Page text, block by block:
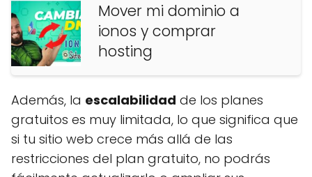
Mover mi dominio a
ionos y comprar
hosting
Además, la escalabilidad de los planes
gratuitos es muy limitada, lo que significa que
si tu sitio web crece más allá de las
restricciones del plan gratuito, no podrás